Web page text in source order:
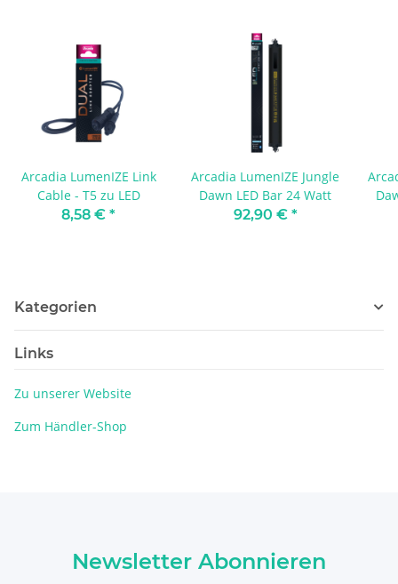
Arcadia LumenIZE Link
Cable - T5 zu LED
8,58 € *
Arcadia LumenIZE Jungle
Dawn LED Bar 24 Watt
92,90 € *
Kategorien
Links
Zu unserer Website
Zum Händler-Shop
Newsletter Abonnieren